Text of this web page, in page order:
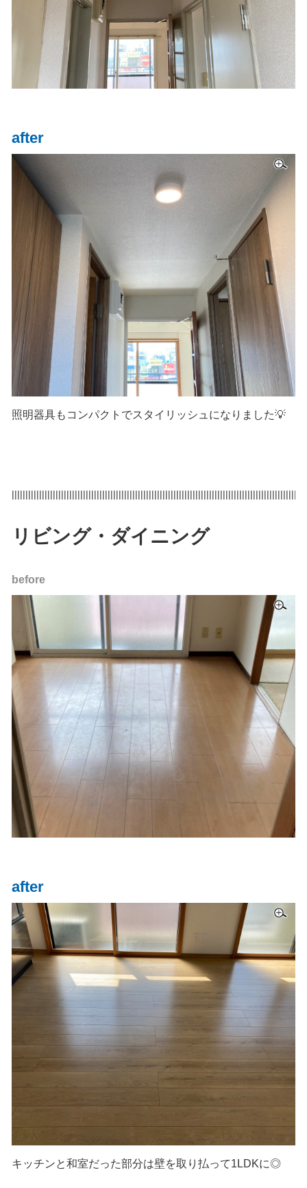
after
照明器具もコンパクトでスタイリッシュになりました💡
リビング・ダイニング
before
after
キッチンと和室だった部分は壁を取り払って1LDKに◎